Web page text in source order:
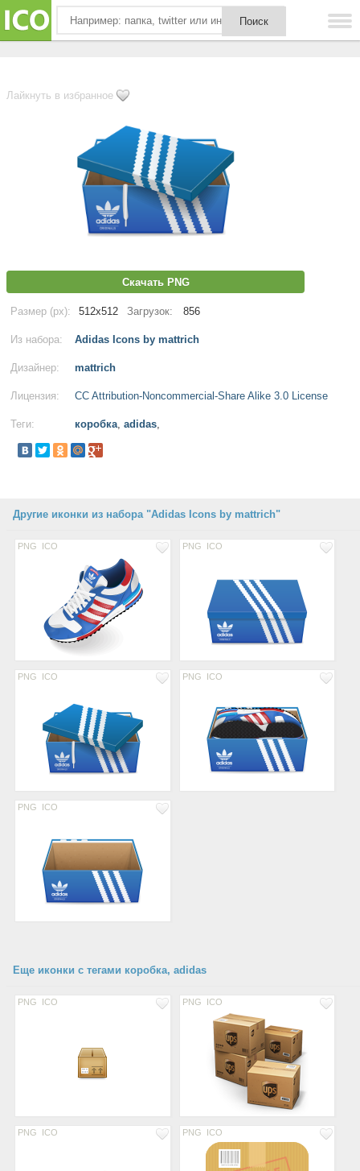
Лайкнуть в избранное
Скачать PNG
Размер (px): 512x512 Загрузок: 856
Из набора: Adidas Icons by mattrich
Дизайнер: mattrich
Лицензия: CC Attribution-Noncommercial-Share Alike 3.0 License
Теги: коробка, adidas,
Другие иконки из набора "Adidas Icons by mattrich"
PNG ICO PNG ICO
PNG ICO PNG ICO
PNG ICO
Еще иконки с тегами коробка, adidas
PNG ICO PNG ICO
PNG ICO PNG ICO